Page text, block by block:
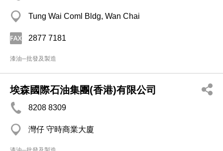
Tung Wai Coml Bldg, Wan Chai
2877 7181
漆油─批發及製造
埃森國際石油集團(香港)有限公司
8208 8309
灣仔 守時商業大廈